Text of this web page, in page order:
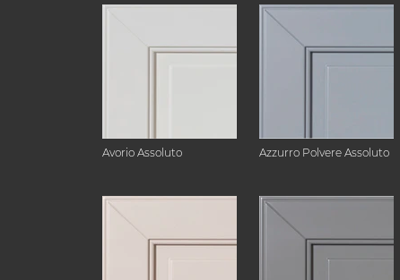
Avorio Assoluto Azzurro Polvere Assoluto